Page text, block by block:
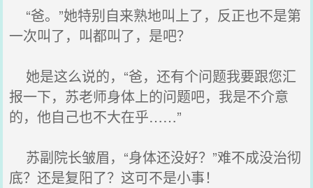
“爸。”她特别自来熟地叫上了，反正也不是第
一次叫了，叫都叫了，是吧？
她是这么说的，“爸，还有个问题我要跟您汇
报一下，苏老师身体上的问题吧，我是不介意
的，他自己也不大在乎……”
苏副院长皱眉，“身体还没好？”难不成没治彻
底？还是复阳了？这可不是小事！